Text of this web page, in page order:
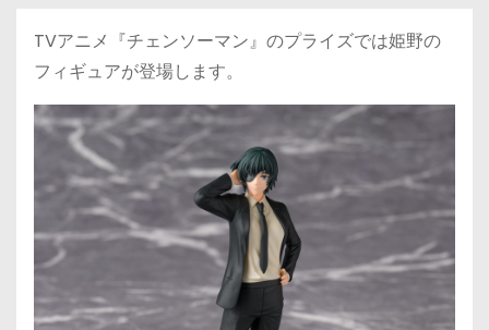
TVアニメ『チェンソーマン』のプライズでは姫野の
フィギュアが登場します。